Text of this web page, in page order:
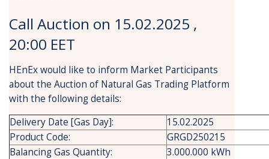
Call Auction on 15.02.2025 ,
20:00 EET
HEnEx would like to inform Market Participants
about the Auction of Natural Gas Trading Platform
with the following details:
Delivery Date [Gas Day]:
15.02.2025
Product Code:
GRGD250215
Balancing Gas Quantity:
3.000.000 kWh